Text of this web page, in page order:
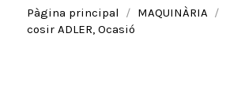
Pàgina principal MAQUINÀRIA
cosir ADLER, Ocasió